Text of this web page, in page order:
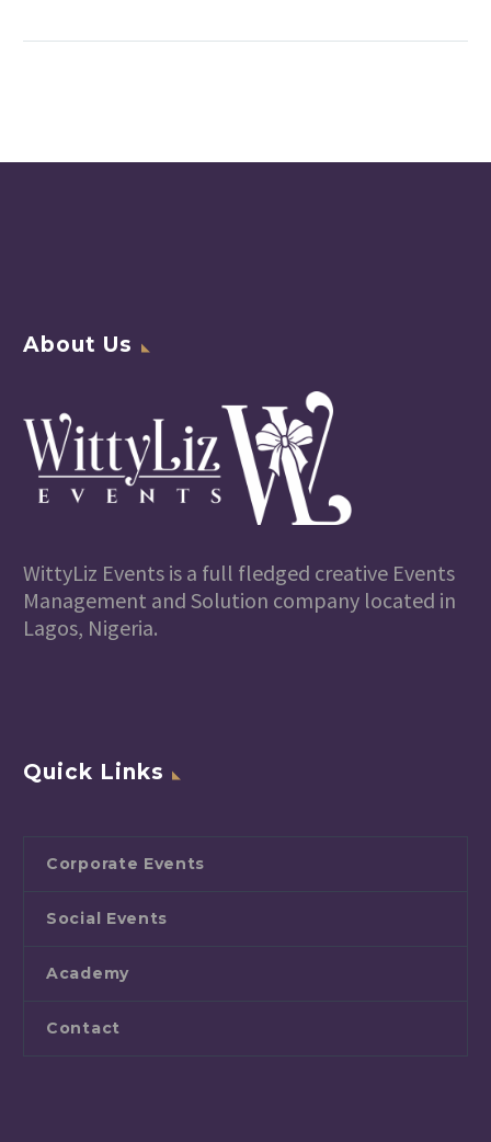
Aenean sollicitudin,
auctor a ornare odio.
Sed non mauris vitae
erat consequat
auctor eu in elit.
About Us
WittyLiz Events is a full fledged creative Events
Management and Solution company located in
Lagos, Nigeria.
Quick Links
Corporate Events
Social Events
Academy
Contact